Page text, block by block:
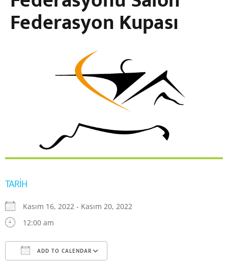
Federasyon Kupası
TARIH
Kasım 16, 2022 - Kasım 20, 2022
12:00 am
ADD TO CALENDAR